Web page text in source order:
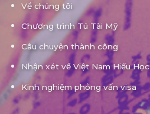
Về chúng tôi
Chương trình Tú Tài Mỹ
Câu chuyện thành công
Nhận xét về Việt Nam Hiếu Học
Kinh nghiệm phỏng vấn visa